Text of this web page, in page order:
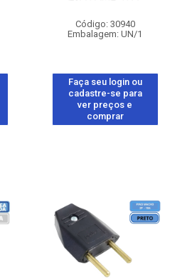
Código: 30940
Embalagem: UN/1
Faça seu login ou
cadastre-se para
ver preços e
comprar